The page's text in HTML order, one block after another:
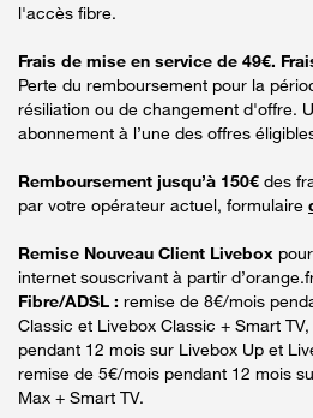
l'accès fibre.
Frais de mise en service de 49€.
Perte du remboursement pour la
résiliation ou de changement d'offre.
abonnement à l’une des offres
Remboursement jusqu’à 150€ des
par votre opérateur actuel, formulaire
Remise Nouveau Client Livebox
internet souscrivant à partir
Fibre/ADSL : remise de 8€/mois
Classic et Livebox Classic + Smart
pendant 12 mois sur Livebox Up et
remise de 5€/mois pendant 12 mois
Max + Smart TV.